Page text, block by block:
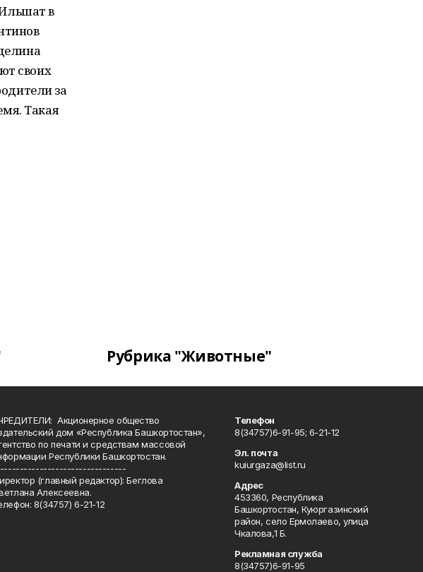
в
своих
за
Такая
Рубрика "Животные"
Акционерное общество
дом «Республика Башкортостан»,
по печати и средствам массовой
Республики Башкортостан.
(главный редактор): Беглова
Алексеевна.
8(34757) 6-21-12
Телефон
8(34757)6-91-95; 6-21-12
Эл. почта
kuiurgaza@list.ru
Адрес
453360, Республика
Башкортостан, Куюргазинский
район, село Ермолаево, улица
Чкалова,1 Б.
Рекламная служба
8(34757)6-91-95